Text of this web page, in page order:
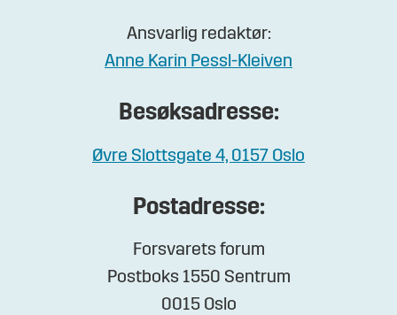
Ansvarlig redaktør:
Anne Karin Pessl-Kleiven
Besøksadresse:
Øvre Slottsgate 4, 0157 Oslo
Postadresse:
Forsvarets forum
Postboks 1550 Sentrum
0015 Oslo